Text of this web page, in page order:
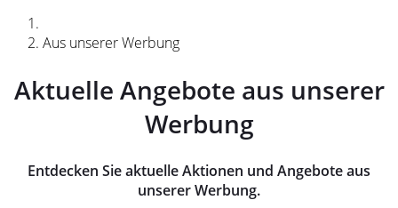
Aus unserer Werbung
Aktuelle Angebote aus unserer
Werbung
Entdecken Sie aktuelle Aktionen und Angebote aus
unserer Werbung.